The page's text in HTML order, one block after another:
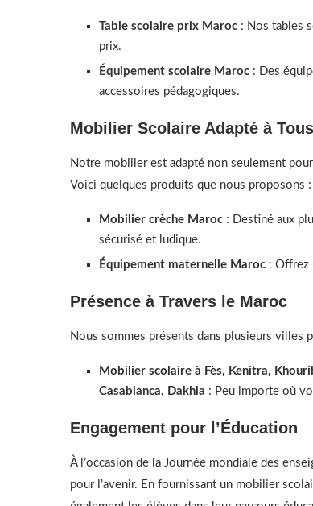
Table scolaire prix Maroc : Nos tables
prix.
Équipement scolaire Maroc : Des
accessoires pédagogiques.
Mobilier Scolaire Adapté à
Notre mobilier est adapté non seulement
Voici quelques produits que nous proposons :
Mobilier crèche Maroc : Destiné aux
sécurisé et ludique.
Équipement maternelle Maroc : Offrez
Présence à Travers le Maroc
Nous sommes présents dans plusieurs
Mobilier scolaire à Fès, Kenitra,
Casablanca, Dakhla : Peu importe où
Engagement pour l’Éducation
À l’occasion de la Journée mondiale des
pour l’avenir. En fournissant un mobilier